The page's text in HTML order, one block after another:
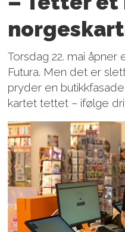
Torsdag 22. mai åpner
Futura. Men det er
pryder en
kartet tettet – ifølge